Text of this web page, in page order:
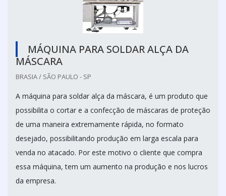
MÁQUINA PARA SOLDAR ALÇA DA
MÁSCARA
BRASIA / SÃO PAULO - SP
A máquina para soldar alça da máscara, é um produto que
possibilita o cortar e a confecção de máscaras de proteção
de uma maneira extremamente rápida, no formato
desejado, possibilitando produção em larga escala para
venda no atacado. Por este motivo o cliente que compra
essa máquina, tem um aumento na produção e nos lucros
da empresa.